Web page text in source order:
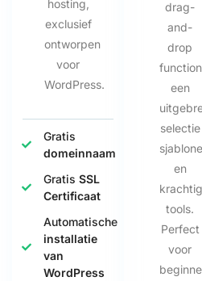
hosting,
exclusief
ontworpen
voor
WordPress.
Gratis
domeinnaam
Gratis SSL
Certificaat
Automatische
installatie
van
WordPress
drag-
and-
drop
een
selectie
en
tools.
Perfect
voor